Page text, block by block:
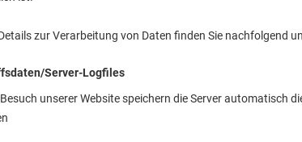
zur Verarbeitung von Daten finden Sie nachfolgend
Server-Logfiles
unserer Website speichern die Server automatisch